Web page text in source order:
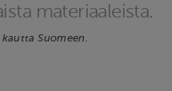
materiaaleista.
Suomeen.